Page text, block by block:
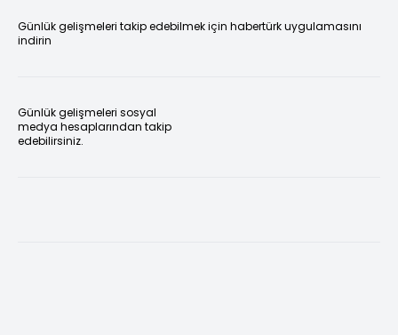
Günlük gelişmeleri takip edebilmek için habertürk uygulamasını
indirin
Günlük gelişmeleri sosyal
medya hesaplarından takip
edebilirsiniz.